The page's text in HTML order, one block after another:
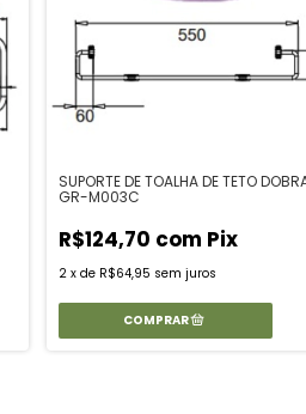
SUPORTE DE TOALHA DE TETO
GR-M003C
R$124,70 com Pix
2 x de R$64,95 sem juros